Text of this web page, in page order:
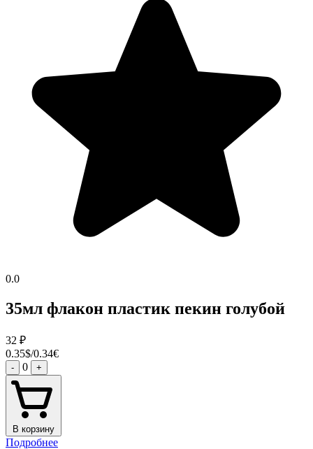
0.0
35мл флакон пластик пекин голубой
32 ₽
0.35$/0.34€
- 0 +
В корзину
Подробнее